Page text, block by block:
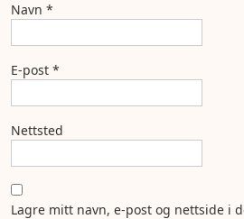
Navn *
E-post *
Nettsted
Lagre mitt navn, e-post og nettside i